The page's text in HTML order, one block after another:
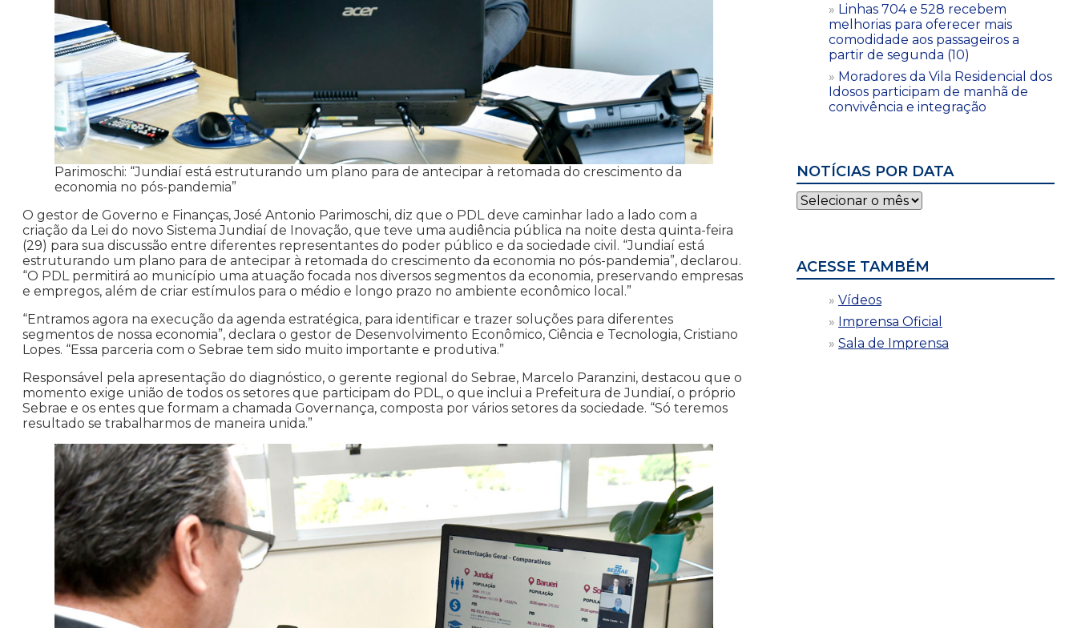
Parimoschi: “Jundiaí está estruturando um plano para de antecipar à retomada do crescimento da
economia no pós-pandemia”
O gestor de Governo e Finanças, José Antonio Parimoschi, diz que o PDL deve caminhar lado a lado com a
criação da Lei do novo Sistema Jundiaí de Inovação, que teve uma audiência pública na noite desta quinta-feira
(29) para sua discussão entre diferentes representantes do poder público e da sociedade civil. “Jundiaí está
estruturando um plano para de antecipar à retomada do crescimento da economia no pós-pandemia”, declarou.
“O PDL permitirá ao município uma atuação focada nos diversos segmentos da economia, preservando empresas
e empregos, além de criar estímulos para o médio e longo prazo no ambiente econômico local.”
“Entramos agora na execução da agenda estratégica, para identificar e trazer soluções para diferentes
segmentos de nossa economia”, declara o gestor de Desenvolvimento Econômico, Ciência e Tecnologia, Cristiano
Lopes. “Essa parceria com o Sebrae tem sido muito importante e produtiva.”
Responsável pela apresentação do diagnóstico, o gerente regional do Sebrae, Marcelo Paranzini, destacou que o
momento exige união de todos os setores que participam do PDL, o que inclui a Prefeitura de Jundiaí, o próprio
Sebrae e os entes que formam a chamada Governança, composta por vários setores da sociedade. “Só teremos
resultado se trabalharmos de maneira unida.”
Linhas 704 e 528 recebem
melhorias para oferecer mais
comodidade aos passageiros a
partir de segunda (10)
Moradores da Vila Residencial dos
Idosos participam de manhã de
convivência e integração
NOTÍCIAS POR DATA
Notícias
por
ACESSE TAMBÉM
Vídeos
Imprensa Oficial
Sala de Imprensa